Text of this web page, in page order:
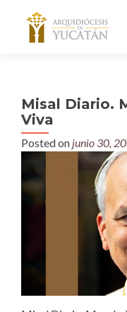
Misal Diario.
Viva
Posted on junio 30,